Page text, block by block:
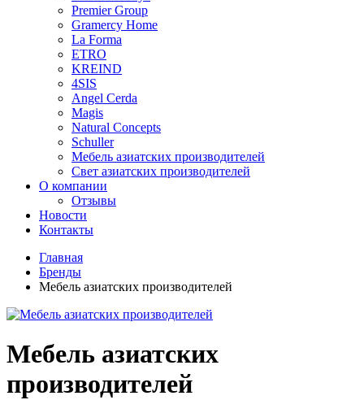
Premier Group
Gramercy Home
La Forma
ETRO
KREIND
4SIS
Angel Cerda
Magis
Natural Concepts
Schuller
Мебель азиатских производителей
Свет азиатских производителей
О компании
Отзывы
Новости
Контакты
Главная
Бренды
Мебель азиатских производителей
Мебель азиатских
производителей